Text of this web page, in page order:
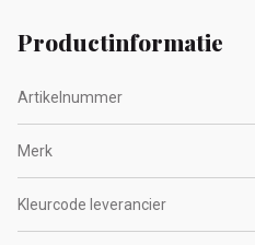
Productinformatie
Artikelnummer
Merk
Kleurcode leverancier